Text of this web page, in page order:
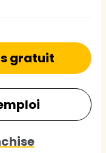
gratuit